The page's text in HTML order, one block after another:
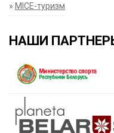
» MICE-туризм
НАШИ